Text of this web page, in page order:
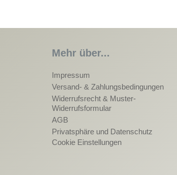
Mehr über...
Impressum
Versand- & Zahlungsbedingungen
Widerrufsrecht & Muster-
Widerrufsformular
AGB
Privatsphäre und Datenschutz
Cookie Einstellungen